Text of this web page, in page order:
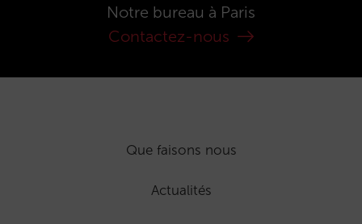
Notre bureau à Paris
Contactez-nous
Que faisons nous
Actualités